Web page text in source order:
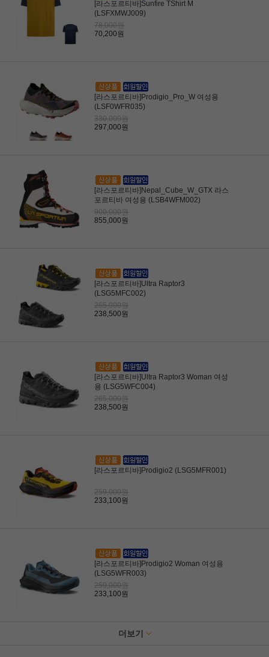
[라스포르티바]Sunfire TShirt M
(LSFXMWJ009)
78,000원
70,200원
[라스포르티바]Prodigio_Pro_W 여성용
(LSF0WFR035)
330,000원
297,000원
[라스포르티바]Nepal_Cube_W_GTX 라스
포르티바 여성용 (LSB4WFM002)
900,000원
855,000원
[라스포르티바]Ultra Raptor3
(LSG5MFC002)
265,000원
238,500원
[라스포르티바]Ultra Raptor3 Woman 여성
용 (LSG5WFC004)
265,000원
238,500원
[라스포르티바]Prodigio2 (LSG5MFR001)
259,000원
233,100원
[라스포르티바]Prodigio2 Woman 여성용
(LSG5WFR003)
259,000원
233,100원
더보기